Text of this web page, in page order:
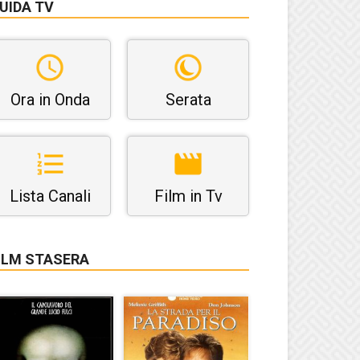
TV
Ora in Onda Serata
Lista Canali Film in Tv
STASERA